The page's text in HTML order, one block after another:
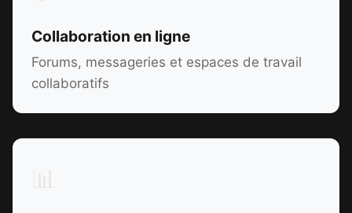
Collaboration en ligne
Forums, messageries et espaces de travail
collaboratifs